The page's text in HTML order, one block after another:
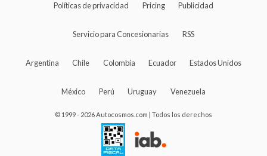
Políticas de privacidad Pricing Publicidad
Servicio para Concesionarias RSS
Argentina Chile Colombia Ecuador Estados Unidos
México Perú Uruguay Venezuela
© 1999 - 2026 Autocosmos.com | Todos los derechos